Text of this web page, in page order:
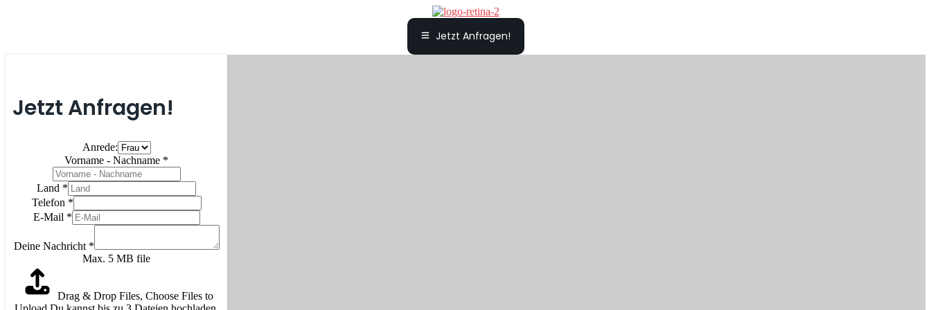
Jetzt Anfragen!
Jetzt Anfragen!
Anrede:
Vorname - Nachname *
Land *
Telefon *
E-Mail *
Deine Nachricht *
Max. 5 MB file
Drag & Drop Files, Choose Files to